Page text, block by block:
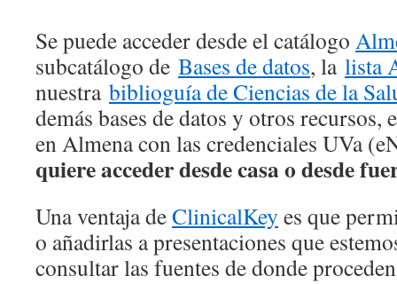
Se puede acceder desde el catálogo
subcatálogo de Bases de datos, la lista
nuestra biblioguía de Ciencias de la
demás bases de datos y otros recursos,
en Almena con las credenciales UVa
quiere acceder desde casa o desde
Una ventaja deClinicalKey es que
o añadirlas a presentaciones que
consultar las fuentes de donde